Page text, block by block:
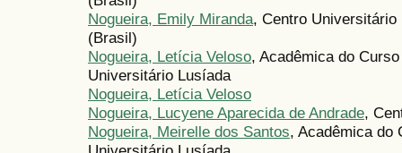
Nogueira, Emily Miranda, Centro
(Brasil)
Nogueira, Letícia Veloso, Acadêmica do
Universitário Lusíada
Nogueira, Letícia Veloso
Nogueira, Lucyene Aparecida de Andrade,
Nogueira, Meirelle dos Santos, Acadêmica do